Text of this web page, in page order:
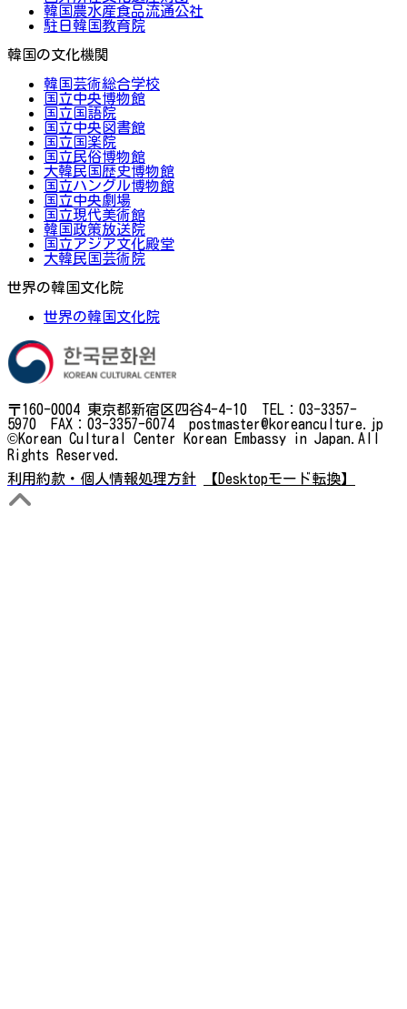
韓国農水産食品流通公社
駐日韓国教育院
韓国の文化機関
韓国芸術総合学校
国立中央博物館
国立国語院
国立中央図書館
国立国楽院
国立民俗博物館
大韓民国歴史博物館
国立ハングル博物館
国立中央劇場
国立現代美術館
韓国政策放送院
国立アジア文化殿堂
大韓民国芸術院
世界の韓国文化院
世界の韓国文化院
〒160-0004 東京都新宿区四谷4-4-10 TEL：03-3357-
5970 FAX：03-3357-6074 postmaster@koreanculture.jp
©Korean Cultural Center Korean Embassy in Japan.All
Rights Reserved.
利用約款・個人情報処理方針
【Desktopモード転換】